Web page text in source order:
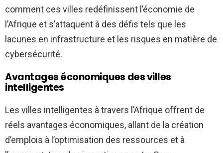
comment ces villes redéfinissent l’économie de
l’Afrique et s’attaquent à des défis tels que les
lacunes en infrastructure et les risques en matière de
cybersécurité.
Avantages économiques des villes
intelligentes
Les villes intelligentes à travers l’Afrique offrent de
réels avantages économiques, allant de la création
d’emplois à l’optimisation des ressources et à